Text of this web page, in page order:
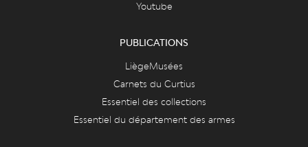
Youtube
PUBLICATIONS
LiègeMusées
Carnets du Curtius
Essentiel des collections
Essentiel du département des armes